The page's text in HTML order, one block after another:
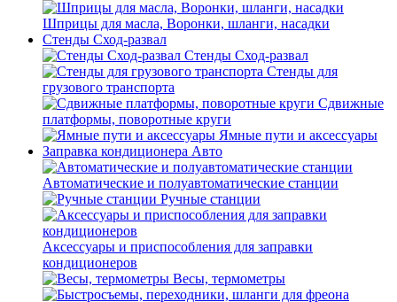
Шприцы для масла, Воронки, шланги, насадки
Стенды Сход-развал
Стенды Сход-развал
Стенды для
грузового транспорта
Сдвижные
платформы, поворотные круги
Ямные пути и аксессуары
Заправка кондиционера Авто
Автоматические и полуавтоматические станции
Ручные станции
Аксессуары и приспособления для заправки
кондиционеров
Весы, термометры